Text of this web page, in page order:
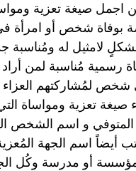
اجمل صيغة تعزية
بوفاة شخص أو امرأة
لامثيل له ومُناسبة
رسمية مُناسبة لمن
لمُشاركتهم العزاء
صيغة تعزية ومواساة
و اسم الشخص
أيضاً اسم الجهة
أو مدرسة وكُل